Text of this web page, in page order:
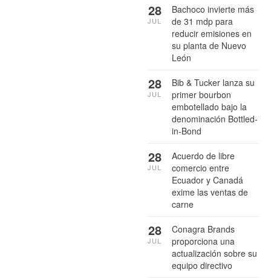
Bachoco invierte más
de 31 mdp para
reducir emisiones en
su planta de Nuevo
León
28
JUL
Bib & Tucker lanza su
primer bourbon
embotellado bajo la
denominación Bottled-
in-Bond
28
JUL
Acuerdo de libre
comercio entre
Ecuador y Canadá
exime las ventas de
carne
28
JUL
Conagra Brands
proporciona una
actualización sobre su
equipo directivo
28
JUL